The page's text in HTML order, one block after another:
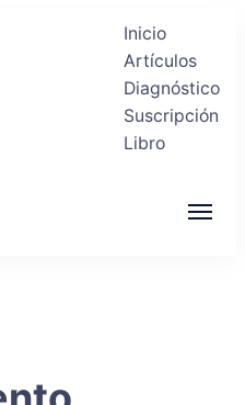
Operativo
Inicio
Artículos
Diagnóstico
Suscripción
Libro